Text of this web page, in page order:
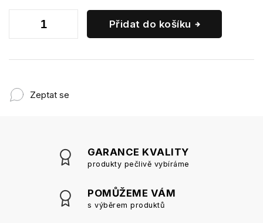
Přidat do košíku
Zeptat se
GARANCE KVALITY
produkty pečlivě vybíráme
POMŮŽEME VÁM
s výběrem produktů